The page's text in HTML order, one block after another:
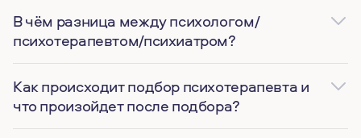
В чём разница между психологом/
психотерапевтом/психиатром?
Как происходит подбор психотерапевта и
что произойдет после подбора?